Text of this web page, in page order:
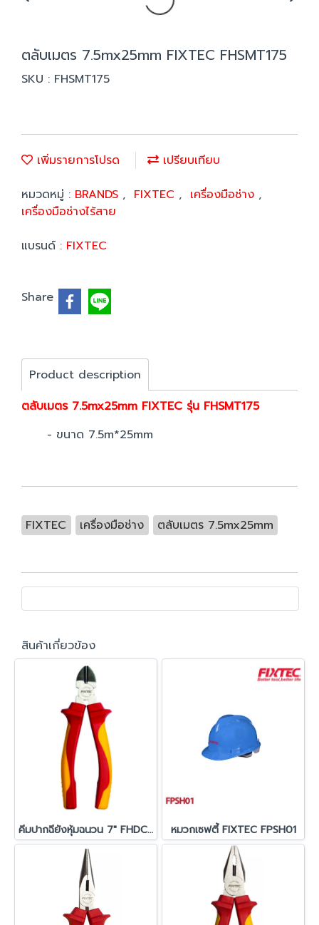
ตลับเมตร 7.5mx25mm FIXTEC FHSMT175
SKU : FHSMT175
เพิ่มรายการโปรด
เปรียบเทียบ
หมวดหมู่ : BRANDS , FIXTEC , เครื่องมือช่าง ,
เครื่องมือช่างไร้สาย
แบรนด์ : FIXTEC
Share
Product description
ตลับเมตร 7.5mx25mm FIXTEC รุ่น FHSMT175
- ขนาด 7.5m*25mm
FIXTEC เครื่องมือช่าง ตลับเมตร 7.5mx25mm
สินค้าเกี่ยวข้อง
คีมปากฉียังหุ้มฉนวน 7" FHDCP207 หมวกเซฟตี้ FIXTEC FPSH01